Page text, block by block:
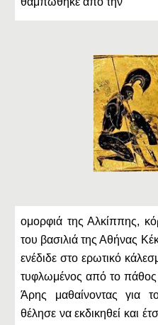
ομορφιά της Αλκίππης,
του βασιλιά της Αθήνας
ενέδιδε στο ερωτικό
τυφλωμένος από το πάθος
Άρης μαθαίνοντας για
θέλησε να εκδικηθεί και